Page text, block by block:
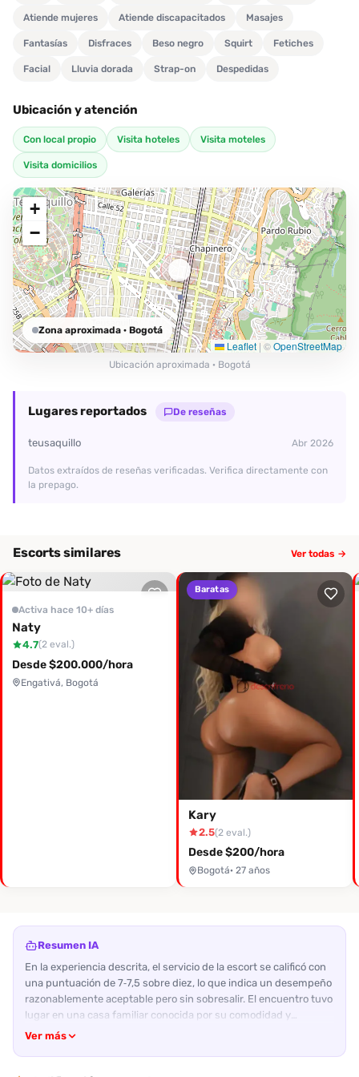
Atiende mujeres Atiende discapacitados Masajes
Fantasías Disfraces Beso negro Squirt Fetiches
Facial Lluvia dorada Strap-on Despedidas
Ubicación y atención
Con local propio Visita hoteles Visita moteles
Visita domicilios
+
−
Leaflet | ©OpenStreetMap
Zona aproximada · Bogotá
Ubicación aproximada · Bogotá
Lugares reportados De reseñas
teusaquillo Abr 2026
Datos extraídos de reseñas verificadas. Verifica directamente con
la prepago.
Escorts similares Ver todas →
Activa hace 10+ días
Naty
4.7(2 eval.)
Desde $200.000/hora
Engativá, Bogotá
Baratas
Kary
2.5(2 eval.)
Desde $200/hora
Bogotá· 27 años
Resumen IA
En la experiencia descrita, el servicio de la escort se calificó con
una puntuación de 7‑7,5 sobre diez, lo que indica un desempeño
razonablemente aceptable pero sin sobresalir. El encuentro tuvo
lugar en una casa familiar conocida por su comodidad y
habitaciones amplias, situada en la zona de 20 con 42; el
Ver más